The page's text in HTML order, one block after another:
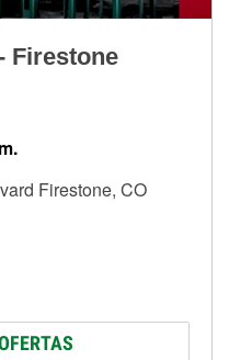
Firestone
Firestone, CO